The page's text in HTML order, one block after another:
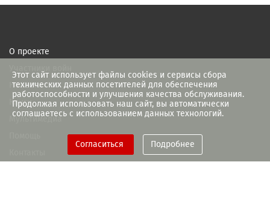
Этот сайт использует файлы cookies и сервисы сбора
технических данных посетителей для обеспечения
работоспособности и улучшения качества обслуживания.
Продолжая использовать наш сайт, вы автоматически
соглашаетесь с использованием данных технологий.
Согласиться Подробнее
О проекте
Новости
Книги
Мультимедиа